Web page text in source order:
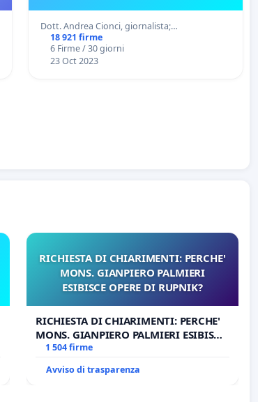
Dott. Andrea Cionci, giornalista;…
18 921 firme
6 Firme / 30 giorni
23 Oct 2023
RICHIESTA DI CHIARIMENTI: PERCHE'
MONS. GIANPIERO PALMIERI
ESIBISCE OPERE DI RUPNIK?
RICHIESTA DI CHIARIMENTI: PERCHE'
MONS. GIANPIERO PALMIERI ESIBISCE
OPERE DI RUPNIK?
1 504 firme
Avviso di trasparenza